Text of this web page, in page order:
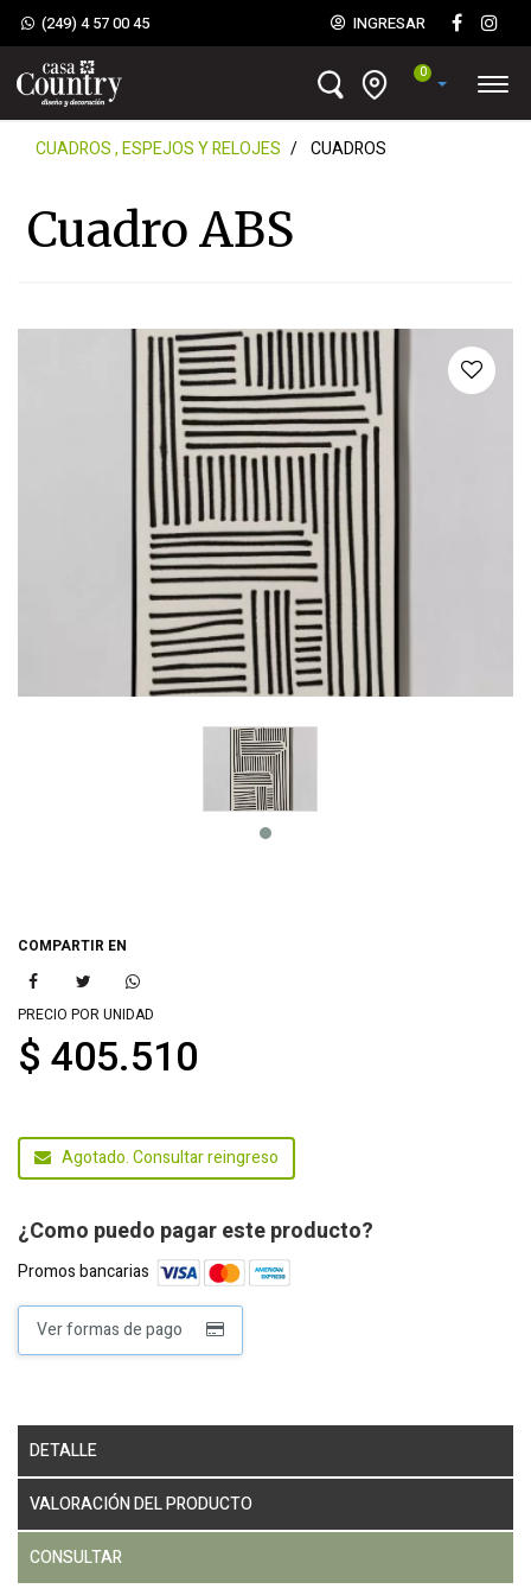
(249) 4 57 00 45 INGRESAR
0
CUADROS , ESPEJOS Y RELOJES CUADROS
Cuadro ABS
COMPARTIR EN
PRECIO POR UNIDAD
$ 405.510
Agotado. Consultar reingreso
¿Como puedo pagar este producto?
Promos bancarias
Ver formas de pago
DETALLE
VALORACIÓN DEL PRODUCTO
CONSULTAR